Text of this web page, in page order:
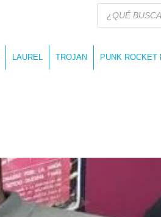
Búsqueda
productos
LAUREL TROJAN PUNK ROCKET